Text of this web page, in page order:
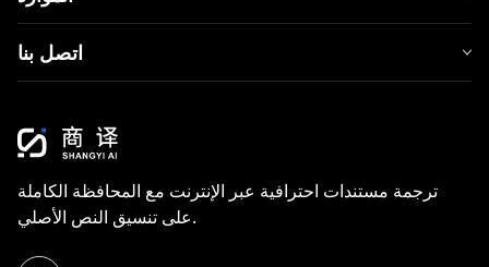
اتصل بنا
ترجمة مستندات احترافية عبر الإنترنت مع المحافظة الكاملة
على تنسيق النص الأصلي.